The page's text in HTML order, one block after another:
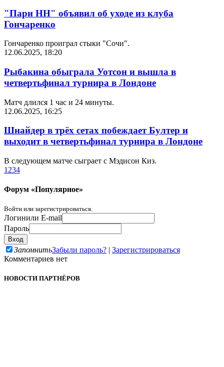
"Пари НН" объявил об уходе из клуба
Гончаренко
Гончаренко проиграл стыки "Сочи".
12.06.2025, 18:20
Рыбакина обыграла Уотсон и вышла в
четвертьфинал турнира в Лондоне
Матч длился 1 час и 24 минуты.
12.06.2025, 16:25
Шнайдер в трёх сетах побеждает Бултер и
выходит в четвертьфинал турнира в Лондоне
В следующем матче сыграет с Мэдисон Киз.
1 234
Форум «Популярное»
Войти или зарегистрироваться.
Логинили E-mail
Пароль
ЗапомнитьЗабыли пароль? | Зарегистрироваться
Комментариев нет
НОВОСТИ ПАРТНЁРОВ